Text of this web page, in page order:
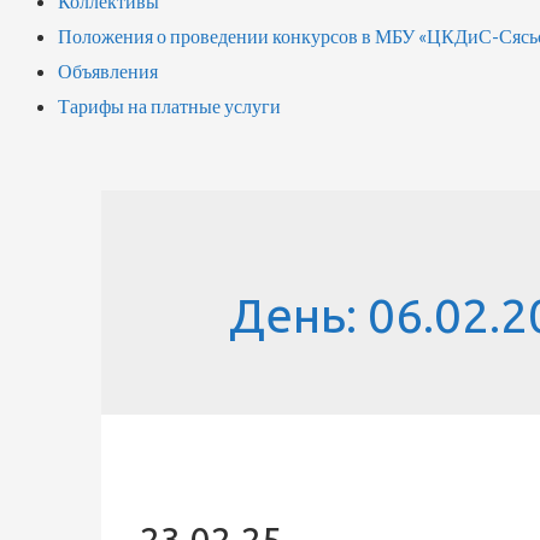
Положения о проведении конкурсов в МБУ «ЦКДиС-
Объявления
Тарифы на платные услуги
День: